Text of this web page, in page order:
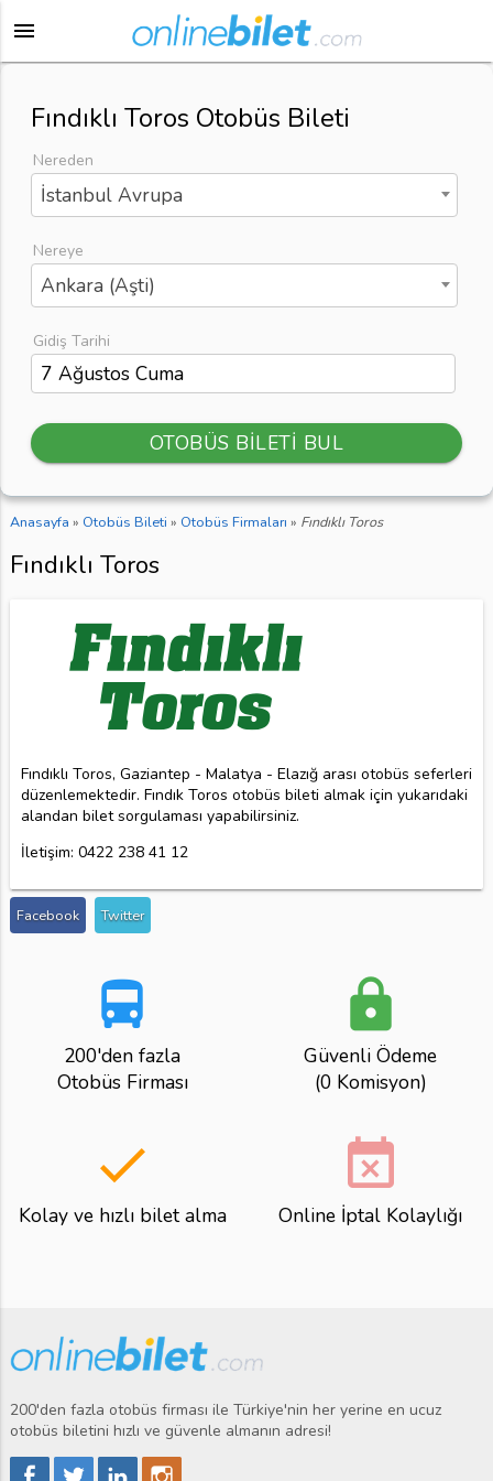
menu
Fındıklı Toros Otobüs Bileti
Nereden
İstanbul Avrupa
Nereye
Ankara (Aşti)
Gidiş Tarihi
OTOBÜS BİLETİ BUL
Anasayfa » Otobüs Bileti » Otobüs Firmaları » Fındıklı Toros
Fındıklı Toros
Fındıklı Toros, Gaziantep - Malatya - Elazığ arası otobüs seferleri
düzenlemektedir. Fındık Toros otobüs bileti almak için yukarıdaki
alandan bilet sorgulaması yapabilirsiniz.
İletişim: 0422 238 41 12
Facebook Twitter
directions_bus
200'den fazla
Otobüs Firması
lock
Güvenli Ödeme
(0 Komisyon)
done
Kolay ve hızlı bilet alma
event_busy
Online İptal Kolaylığı
200'den fazla otobüs firması ile Türkiye'nin her yerine en ucuz
otobüs biletini hızlı ve güvenle almanın adresi!